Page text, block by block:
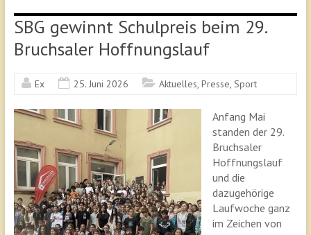
SBG gewinnt Schulpreis beim 29.
Bruchsaler Hoffnungslauf
Ex 25. Juni 2026 Aktuelles, Presse, Sport
Anfang Mai
standen der 29.
Bruchsaler
Hoffnungslauf
und die
dazugehörige
Laufwoche ganz
im Zeichen von